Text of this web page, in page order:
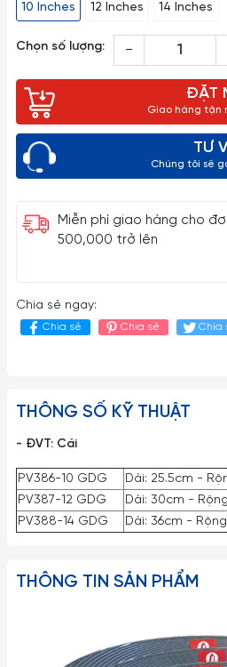
10 Inches
12 Inches 14 Inches
Chọn số lượng: –
ĐẶT
Giao hàng tận
TƯ
Chúng tôi sẽ
Miễn phí giao hàng cho
500,000 trở lên
Chia sẻ ngay:
Chia sẻ Chia sẻ Chia
THÔNG SỐ KỸ THUẬT
- ĐVT: Cái
PV386-10 GDG
Dài: 25.5cm -
PV387-12 GDG
Dài: 30cm -
PV388-14 GDG
Dài: 36cm -
THÔNG TIN SẢN PHẨM